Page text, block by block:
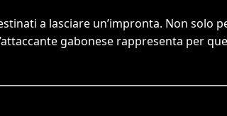
a lasciare un’impronta. Non solo
gabonese rappresenta per